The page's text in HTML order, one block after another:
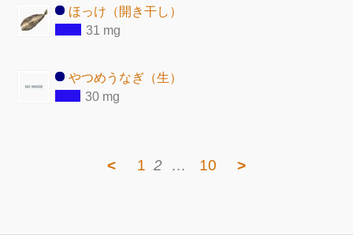
ほっけ（開き干し）
31 mg
やつめうなぎ（生）
30 mg
< 1 2 … 10 >